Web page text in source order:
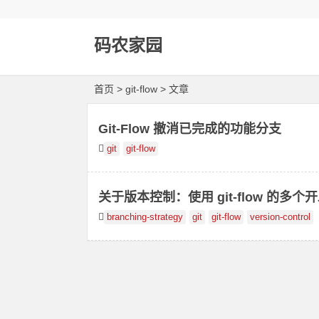
码农家园
首页 > git-flow > 文章
Git-Flow 撤消已完成的功能分支
git git-flow
关于版本控制：使用 git-flow 的多个
branching-strategy git git-flow version-control